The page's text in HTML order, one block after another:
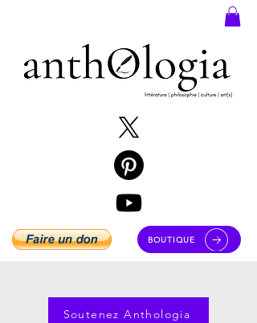
BOUTIQUE
Soutenez Anthologia